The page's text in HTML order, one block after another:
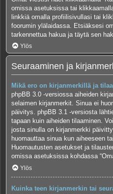
omissa asetuksissa tai
linkkiä omalla profiilisivullasi tai
foorumin ylälaidassa. Etsiäksesi
tarkennettua hakua ja täytä sen
Ylös
Seuraaminen ja
Mikä ero on kirjanmerkillä ja
phpBB 3.0 -versiossa aiheiden
selaimen kirjanmerkit. Sinua ei
päivitys. phpBB 3.1 -versiosta
tapaan kuin aiheiden tilaaminen.
josta sinulla on kirjanmerkki
huomauttaa sinua kun aiheeseen
Huomautusten asetukset ja
omissa asetuksissa kohdassa
Ylös
Kuinka teen kirjanmerkin tai